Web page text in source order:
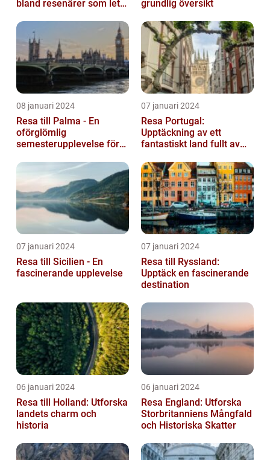
bland resenärer som letar
omtä...
grundlig översikt
08 januari 2024
Resa till Palma - En
oförglömlig
semesterupplevelse för
07 januari 2024
Resa Portugal:
Upptäckning av ett
fantastiskt land fullt av
07 januari 2024
Resa till Sicilien - En
fascinerande upplevelse
07 januari 2024
Resa till Ryssland:
Upptäck en fascinerande
destination
06 januari 2024
Resa till Holland: Utforska
landets charm och
historia
06 januari 2024
Resa England: Utforska
Storbritanniens Mångfald
och Historiska Skatter